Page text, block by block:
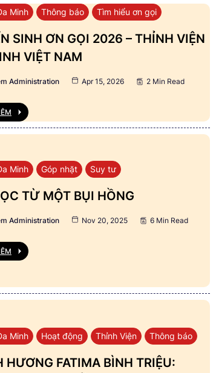
Minh Thông báo Tìm hiểu ơn gọi
SINH ƠN GỌI 2026 – THỈNH VIỆN
VIỆT NAM
Administration Apr 15, 2026 2 Min Read
Minh Góp nhặt Suy tư
TỪ MỘT BỤI HỒNG
Administration Nov 20, 2025 6 Min Read
Minh Hoạt động Thỉnh Viện Thông báo
HƯƠNG FATIMA BÌNH TRIỆU: